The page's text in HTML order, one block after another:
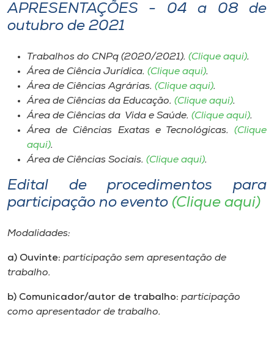
APRESENTAÇÕES - 04 a 08 de
outubro de 2021
Trabalhos do CNPq (2020/2021). (Clique aqui).
Área de Ciência Jurídica. (Clique aqui).
Área de Ciências Agrárias. (Clique aqui).
Área de Ciências da Educação. (Clique aqui).
Área de Ciências da Vida e Saúde. (Clique aqui).
Área de Ciências Exatas e Tecnológicas. (Clique
aqui).
Área de Ciências Sociais. (Clique aqui).
Edital de procedimentos para
participação no evento (Clique aqui)
Modalidades:
a) Ouvinte: participação sem apresentação de
trabalho.
b) Comunicador/autor de trabalho: participação
como apresentador de trabalho.